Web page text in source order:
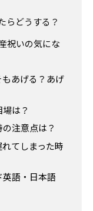
らどうする？
祝いの気にな
あげる？あげ
は？
注意点は？
てしまった時
語・日本語